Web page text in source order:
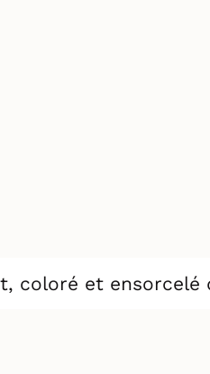
coloré et ensorcelé